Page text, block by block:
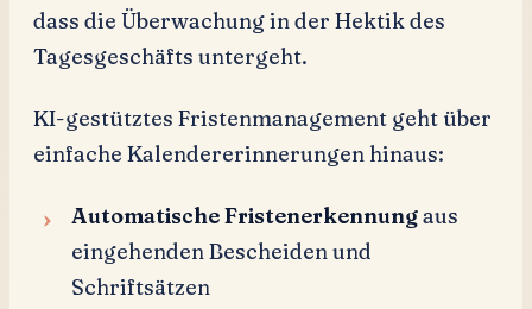
dass die Überwachung in der Hektik des
Tagesgeschäfts untergeht.
KI-gestütztes Fristenmanagement geht über
einfache Kalendererinnerungen hinaus:
Automatische Fristenerkennungaus
eingehenden Bescheiden und
Schriftsätzen